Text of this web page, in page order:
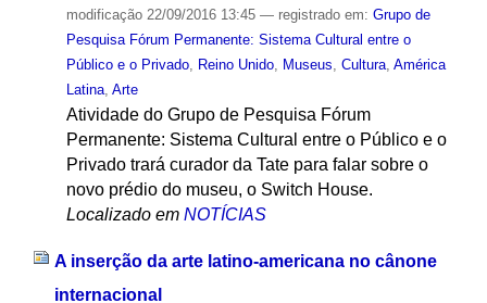
modificação22/09/2016 13:45 — registrado em: Grupo de
Pesquisa Fórum Permanente: Sistema Cultural entre o
Público e o Privado, Reino Unido, Museus, Cultura, América
Latina, Arte
Atividade do Grupo de Pesquisa Fórum
Permanente: Sistema Cultural entre o Público e o
Privado trará curador da Tate para falar sobre o
novo prédio do museu, o Switch House.
Localizado em NOTÍCIAS
A inserção da arte latino-americana no cânone
internacional